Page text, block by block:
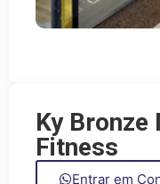
Ky Bronze
Fitness
Entrar em